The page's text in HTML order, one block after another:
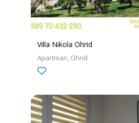
Villa Nikola Ohrid
Apartman Ohrid